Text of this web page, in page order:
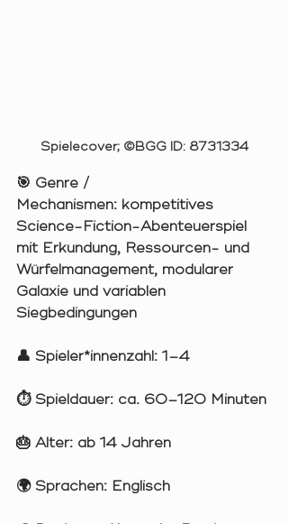
Spielecover; ©BGG ID: 8731334
🎯 Genre /
Mechanismen: kompetitives
Science-Fiction-Abenteuerspiel
mit Erkundung, Ressourcen- und
Würfelmanagement, modularer
Galaxie und variablen
Siegbedingungen
👤 Spieler*innenzahl: 1–4
⏱️ Spieldauer: ca. 60–120 Minuten
🎂 Alter: ab 14 Jahren
🌍 Sprachen: Englisch